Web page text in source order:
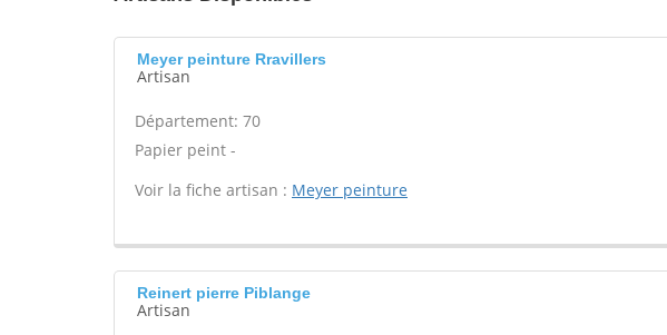
Meyer peinture Rravillers
Artisan
Département: 70
Papier peint -
Voir la fiche artisan : Meyer peinture
Reinert pierre Piblange
Artisan